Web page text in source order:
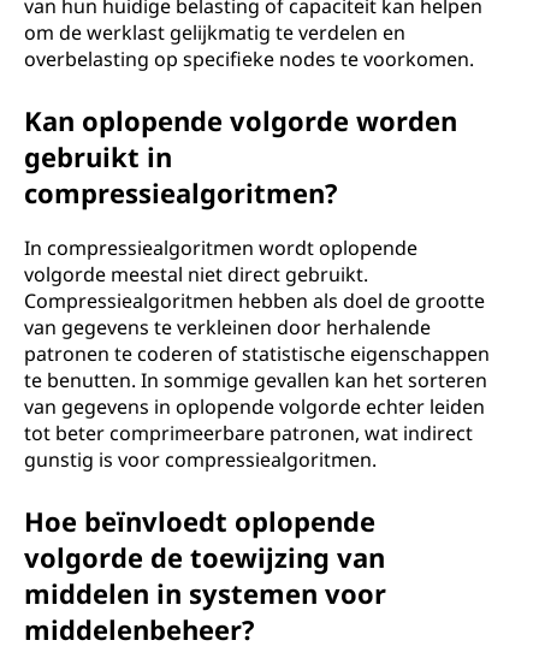
van hun huidige belasting of capaciteit kan helpen
om de werklast gelijkmatig te verdelen en
overbelasting op specifieke nodes te voorkomen.
Kan oplopende volgorde worden
gebruikt in
compressiealgoritmen?
In compressiealgoritmen wordt oplopende
volgorde meestal niet direct gebruikt.
Compressiealgoritmen hebben als doel de grootte
van gegevens te verkleinen door herhalende
patronen te coderen of statistische eigenschappen
te benutten. In sommige gevallen kan het sorteren
van gegevens in oplopende volgorde echter leiden
tot beter comprimeerbare patronen, wat indirect
gunstig is voor compressiealgoritmen.
Hoe beïnvloedt oplopende
volgorde de toewijzing van
middelen in systemen voor
middelenbeheer?